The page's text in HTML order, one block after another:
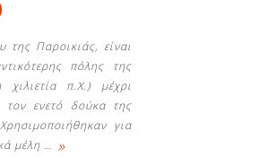
Παροικιάς, είναι
πόλης της
π.Χ.) μέχρι
ενετό δούκα της
για
μέλη … »